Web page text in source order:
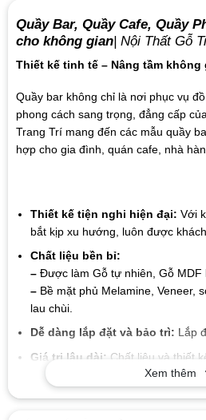
Quầy Bar, Quầy Cafe, Quầy
cho không gian| Nội Thất Gỗ
Thiết kế tinh tế – Nâng tầm
Quầy bar không chỉ là nơi phục vụ
phong cách sang trọng, đẳng cấp
Trang Trí mang đến các mẫu quầy
hợp cho gia đình, quán cafe, nhà
Thiết kế tiện nghi hiện đại: Với
bắt kịp xu hướng, luôn được
Chất liệu bền bỉ:
–Được làm Gỗ tự nhiên, Gỗ MDF
–Bề mặt phủ Melamine, Veneer,
lau chùi.
Dễ dàng lắp đặt và bảo trì: Lắp
Giá trị lâu dài: Chất liệu và thiết
cao, giúp bạn tiết kiệm chi phí
mà không cần lo lắng về sự hao
Xem thêm